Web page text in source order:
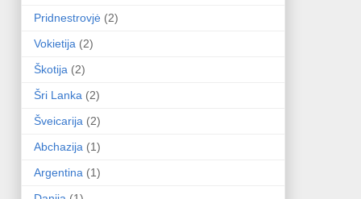
Pridnestrovjė (2)
Vokietija (2)
Škotija (2)
Šri Lanka (2)
Šveicarija (2)
Abchazija (1)
Argentina (1)